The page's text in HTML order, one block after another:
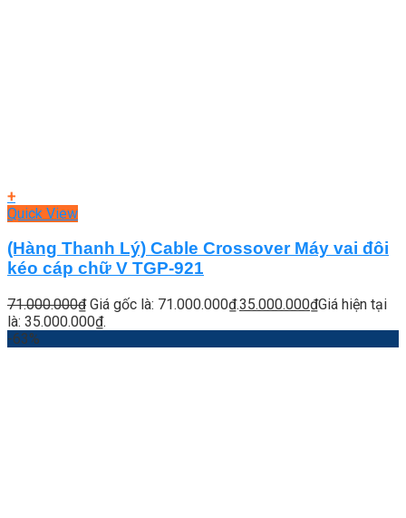
+
Quick View
(Hàng Thanh Lý) Cable Crossover Máy vai đôi
kéo cáp chữ V TGP-921
71.000.000₫ Giá gốc là: 71.000.000₫.35.000.000₫Giá hiện tại
là: 35.000.000₫.
-63%